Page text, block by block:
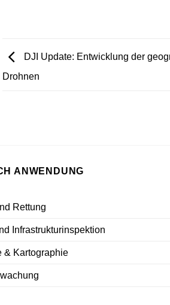
DJI Update: Entwicklung der
Drohnen
ANWENDUNG
Rettung
Infrastrukturinspektion
& Kartographie